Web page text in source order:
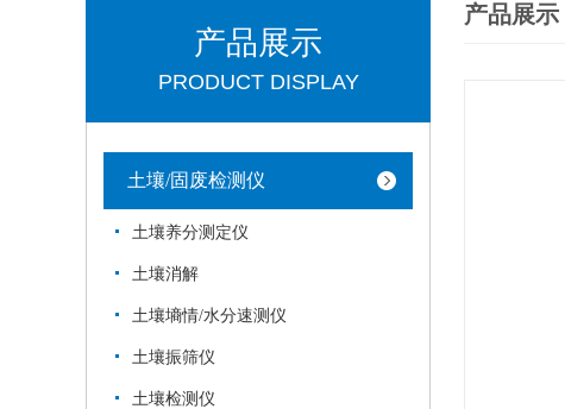
产品展示
PRODUCT DISPLAY
土壤/固废检测仪
土壤养分测定仪
土壤消解
土壤墒情/水分速测仪
土壤振筛仪
土壤检测仪
产品展示